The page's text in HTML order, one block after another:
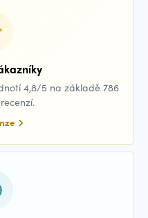
4,8/5 na základě 786